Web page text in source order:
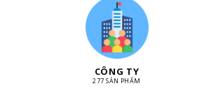
CÔNG TY
277 SẢN PHẨM